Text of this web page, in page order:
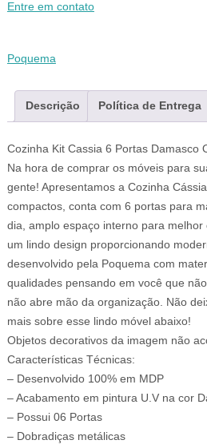
Entre em contato
Poquema
Descrição Política de Entrega
Cozinha Kit Cassia 6 Portas Damasco
Na hora de comprar os móveis para
gente! Apresentamos a Cozinha
compactos, conta com 6 portas para
dia, amplo espaço interno para
um lindo design proporcionando
desenvolvido pela Poquema com
qualidades pensando em você que
não abre mão da organização. Não
mais sobre esse lindo móvel abaixo!
Objetos decorativos da imagem não
Características Técnicas:
– Desenvolvido 100% em MDP
– Acabamento em pintura U.V na cor
– Possui 06 Portas
– Dobradiças metálicas